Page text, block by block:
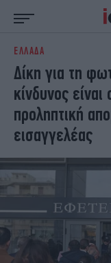
ΕΙΔΗΣΕΙΣ
NON PAPER
ΟΙΚΟΝΟΜΙΑ
ΠΟΛΙΤΙΣΜΟΣ
ΖΩΗ
ΓΥΝΑΙΚΑ
ΠΟΛΗ
ΕΚΛΟΓΕΣ
ΤΕΧΝΟΛΟΓΙΑ
DESIGN
EURO
ΕΛΛΑΔΑ
Δίκη για τη
κίνδυνος
προληπτική
εισαγγελέας